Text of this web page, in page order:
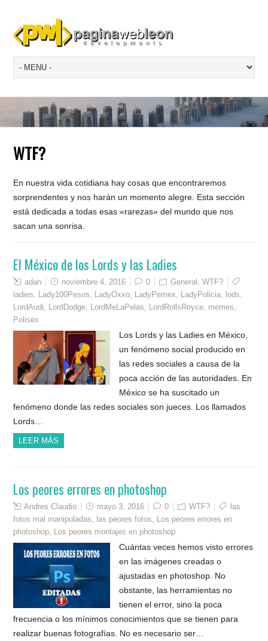
WTF?
En nuestra vida cotidiana hay cosas que encontraremos
sorprendentes y nos harán un momento alegre. Esta sección
está dedicada a todas esas «rarezas» del mundo que nos
sacan una sonrisa.
El México de los Lords y las Ladies
adan noviembre 4, 2016 0 General ,WTF?
ladies
Lady100Pesos LadyOxxo LadyPemex LadyPolicia lods
LordAudi
LordDodge LordMeLaPelas LordRollsRoyce memes
Polisex
Los Lords y las Ladies en México,
un fenómeno social producido en
las redes sociales a causa de la
poca acción de las autoridades. En
México se ha suscitado un
fenómeno donde las redes sociales son jueces. Los llamados
Lords…
LEER MÁS
Los peores errores en photoshop
Andres Claudio mayo 3, 2016 0 WTF?
las
fotos mal manipuladas
las peores fotos
Los peores errores en
photoshop
Los peores montajes en photoshop
Cuántas veces hemos visto errores
en las imágenes creadas o
ajustadas en photoshop. No
obstante, las herramientas no
tienen el error, sino la poca
frecuencia o los mínimos conocimientos que se tienen para
realizar buenas fotografías. No es necesario ser…